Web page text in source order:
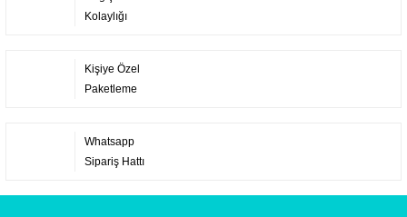
Kolaylığı
Kişiye Özel
Paketleme
Whatsapp
Sipariş Hattı